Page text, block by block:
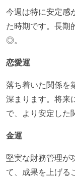
今週は特に安定感
た時期です。​長期
◎。
恋愛運
落ち着いた関係を
深まります。​将来
で、より安定した
金運
堅実な財務管理が
て、成果を上げる